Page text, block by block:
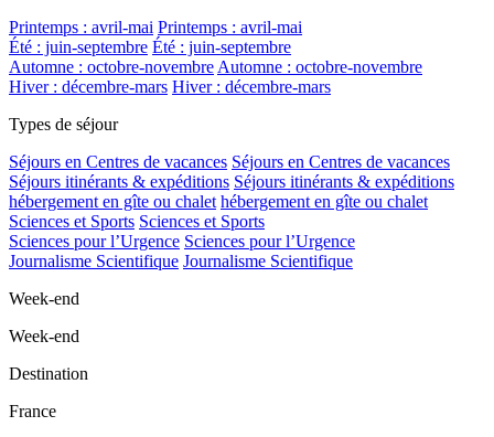
Printemps : avril-mai Printemps : avril-mai
Été : juin-septembre Été : juin-septembre
Automne : octobre-novembre Automne : octobre-novembre
Hiver : décembre-mars Hiver : décembre-mars
Types de séjour
Séjours en Centres de vacances Séjours en Centres de vacances
Séjours itinérants & expéditions Séjours itinérants & expéditions
hébergement en gîte ou chalet hébergement en gîte ou chalet
Sciences et Sports Sciences et Sports
Sciences pour l’Urgence Sciences pour l’Urgence
Journalisme Scientifique Journalisme Scientifique
Week-end
Week-end
Destination
France